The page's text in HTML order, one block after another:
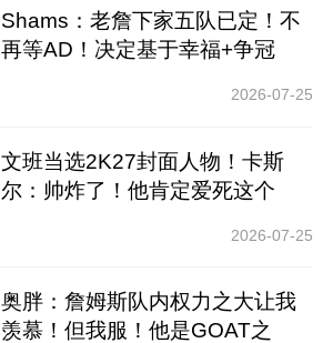
Shams：老詹下家五队已定！不
再等AD！决定基于幸福+争冠
2026-07-25
文班当选2K27封面人物！卡斯
尔：帅炸了！他肯定爱死这个
2026-07-25
奥胖：詹姆斯队内权力之大让我
羡慕！但我服！他是GOAT之